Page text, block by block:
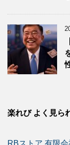
楽れび よく見ら
RBストア 有限